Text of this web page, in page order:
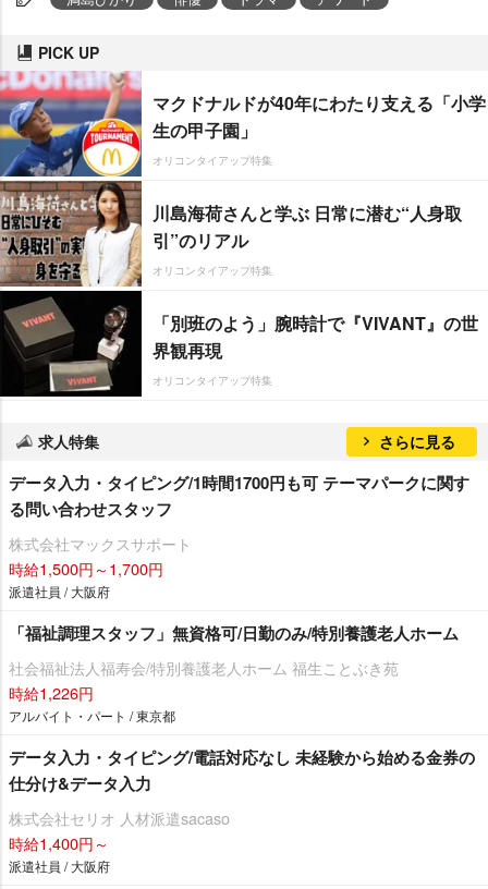
PICK UP
マクドナルドが40年にわたり支える「小学
生の甲子園」
オリコンタイアップ特集
川島海荷さんと学ぶ 日常に潜む“人身取
引”のリアル
オリコンタイアップ特集
「別班のよう」腕時計で『VIVANT』の世
界観再現
オリコンタイアップ特集
求人特集 さらに見る
データ入力・タイピング/1時間1700円も可 テーマパークに関す
る問い合わせスタッフ
株式会社マックスサポート
時給1,500円～1,700円
派遣社員 / 大阪府
「福祉調理スタッフ」無資格可/日勤のみ/特別養護老人ホーム
社会福祉法人福寿会/特別養護老人ホーム 福生ことぶき苑
時給1,226円
アルバイト・パート / 東京都
データ入力・タイピング/電話対応なし 未経験から始める金券の
仕分け&データ入力
株式会社セリオ 人材派遣sacaso
時給1,400円～
派遣社員 / 大阪府